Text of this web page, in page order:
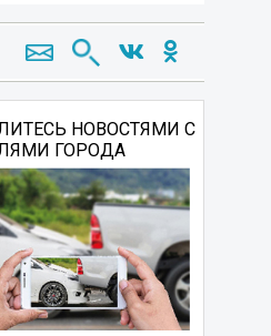
НОВОСТЯМИ С
ГОРОДА